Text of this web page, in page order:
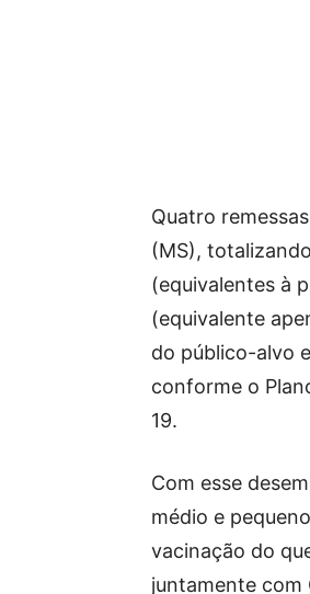
Quatro
(MS),
(equivalentes à
(equivalente
do público-alvo
conforme o
19.
Com esse
médio e
vacinação do
juntamente com